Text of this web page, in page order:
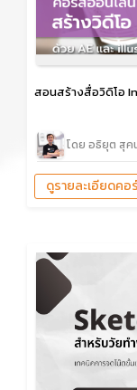
สอนสร้างสื่อวิดิโอ
โดย อธิยุต สุค
ดูรายละเอียดคอ